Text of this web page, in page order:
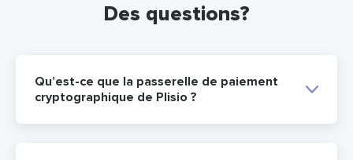
Des questions?
Qu’est-ce que la passerelle de paiement
cryptographique de Plisio ?